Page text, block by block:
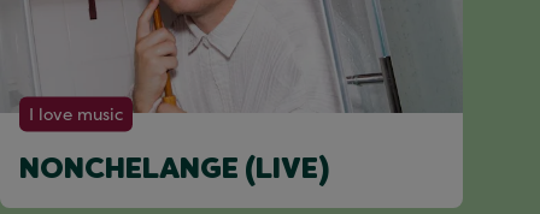
I love music
NONCHELANGE (LIVE)